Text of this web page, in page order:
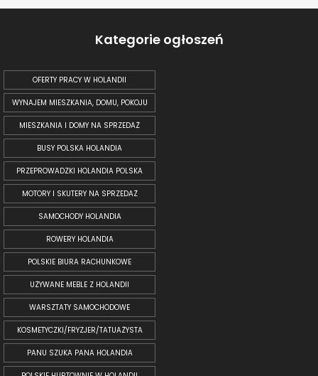
Kategorie ogłoszeń
OFERTY PRACY W HOLANDII
WYNAJEM MIESZKANIA, DOMU, POKOJU
MIESZKANIA I DOMY NA SPRZEDAŻ
BUSY POLSKA HOLANDIA
PRZEPROWADZKI HOLANDIA POLSKA
MOTORY I SKUTERY NA SPRZEDAŻ
SAMOCHODY HOLANDIA
ROWERY HOLANDIA
POLSKIE BIURA RACHUNKOWE
UŻYWANE MEBLE Z HOLANDII
WARSZTATY SAMOCHODOWE
KOSMETYCZKI/FRYZJER/TATUAŻYSTA
PANU SZUKA PANA HOLANDIA